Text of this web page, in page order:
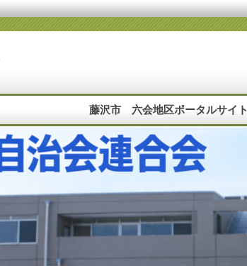
藤沢市 六会地区ポータルサイト